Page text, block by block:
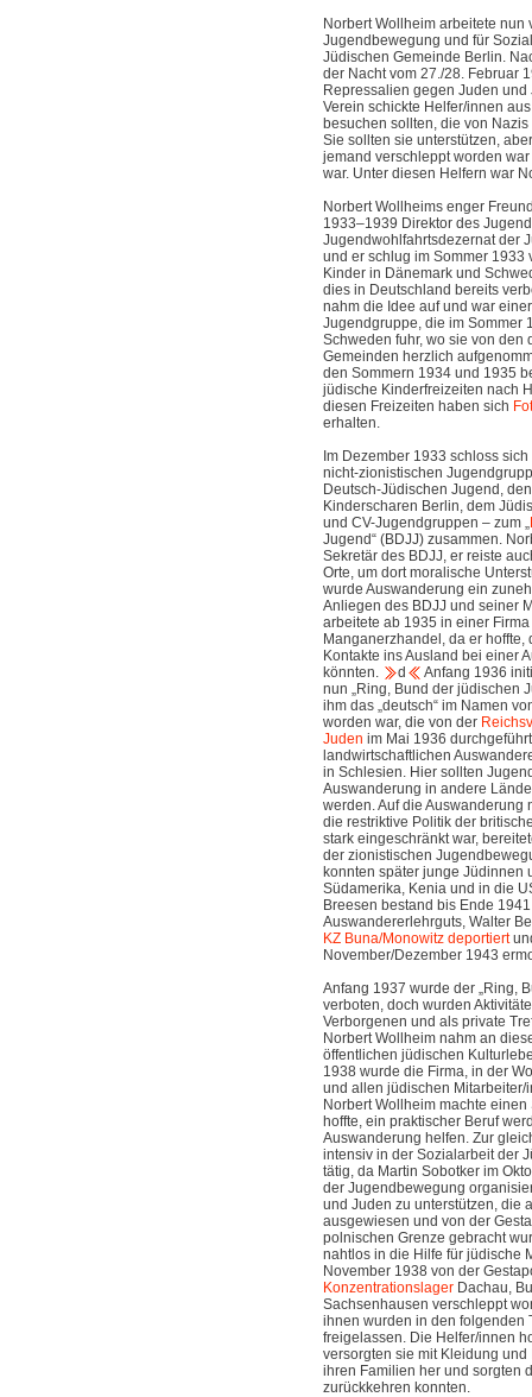
Norbert Wollheim arbeitete nun
Jugendbewegung und für
Jüdischen Gemeinde Berlin.
der Nacht vom 27./28. Februar
Repressalien gegen Juden
Verein schickte Helfer/innen
besuchen sollten, die von
Sie sollten sie unterstützen,
jemand verschleppt worden
war. Unter diesen Helfern war
Norbert Wollheims enger
1933–1939 Direktor des
Jugendwohlfahrtsdezernat der
und er schlug im Sommer 1933
Kinder in Dänemark und
dies in Deutschland bereits
nahm die Idee auf und war
Jugendgruppe, die im Sommer
Schweden fuhr, wo sie von den
Gemeinden herzlich
den Sommern 1934 und 1935
jüdische Kinderfreizeiten nach
diesen Freizeiten haben sich
erhalten.
Im Dezember 1933 schloss
nicht-zionistischen
Deutsch-Jüdischen Jugend,
Kinderscharen Berlin, dem
und CV-Jugendgruppen – zum „
Jugend“ (BDJJ) zusammen.
Sekretär des BDJJ, er reiste
Orte, um dort moralische
wurde Auswanderung ein
Anliegen des BDJJ und seiner
arbeitete ab 1935 in einer
Manganerzhandel, da er
Kontakte ins Ausland bei einer
könnten.
d
Anfang 1936
nun „Ring, Bund der jüdischen
ihm das „deutsch“ im Namen
worden war, die von der
Juden im Mai 1936
landwirtschaftlichen
in Schlesien. Hier sollten
Auswanderung in andere
werden. Auf die Auswanderung
die restriktive Politik der
stark eingeschränkt war,
der zionistischen
konnten später junge Jüdinnen
Südamerika, Kenia und in die
Breesen bestand bis Ende
Auswandererlehrguts, Walter
KZ Buna/Monowitz deportiert
November/Dezember 1943
Anfang 1937 wurde der „Ring,
verboten, doch wurden
Verborgenen und als private
Norbert Wollheim nahm an
öffentlichen jüdischen
1938 wurde die Firma, in der
und allen jüdischen
Norbert Wollheim machte
hoffte, ein praktischer Beruf
Auswanderung helfen. Zur
intensiv in der Sozialarbeit der
tätig, da Martin Sobotker im
der Jugendbewegung
und Juden zu unterstützen, die
ausgewiesen und von der
polnischen Grenze gebracht
nahtlos in die Hilfe für jüdische
November 1938 von der
Konzentrationslager Dachau,
Sachsenhausen verschleppt
ihnen wurden in den folgenden
freigelassen. Die Helfer/innen
versorgten sie mit Kleidung
ihren Familien her und sorgten
zurückkehren konnten.